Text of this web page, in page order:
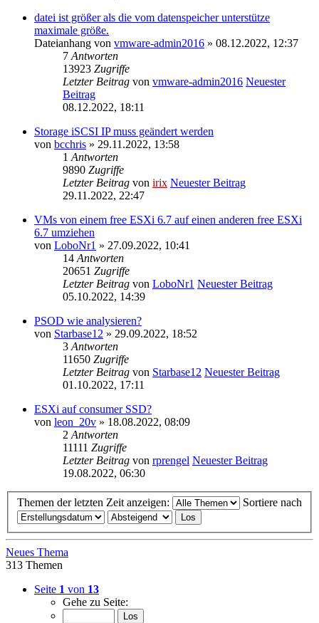
datei ist größer als die vom datenspeicher unterstütze
maximale größe.
Dateianhang von vmware-admin2016 » 08.12.2022, 12:37
7 Antworten
13923 Zugriffe
Letzter Beitrag von vmware-admin2016 Neuester
Beitrag
08.12.2022, 18:11
Storage iSCSI IP muss geändert werden
von bcchris » 29.11.2022, 13:58
1 Antworten
9890 Zugriffe
Letzter Beitrag von irix Neuester Beitrag
29.11.2022, 22:47
VMs von einem free ESXi 6.7 auf einen anderen free ESXi
6.7 umziehen
von LoboNr1 » 27.09.2022, 10:41
14 Antworten
20651 Zugriffe
Letzter Beitrag von LoboNr1 Neuester Beitrag
05.10.2022, 14:39
PSOD wie analysieren?
von Starbase12 » 29.09.2022, 18:52
3 Antworten
11650 Zugriffe
Letzter Beitrag von Starbase12 Neuester Beitrag
01.10.2022, 17:11
ESXi auf consumer SSD?
von leon_20v » 18.08.2022, 08:09
2 Antworten
11111 Zugriffe
Letzter Beitrag von rprengel Neuester Beitrag
19.08.2022, 06:30
Themen der letzten Zeit anzeigen: Sortiere nach
Neues Thema
313 Themen
Seite 1 von 13
Gehe zu Seite: